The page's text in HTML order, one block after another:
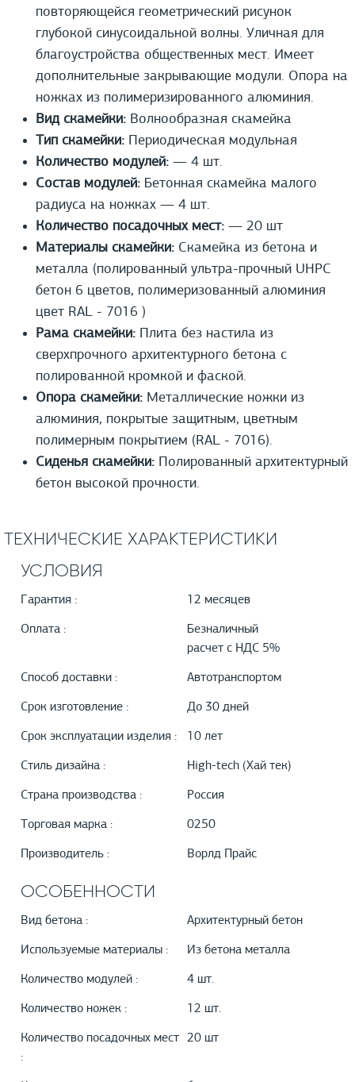
повторяющейся геометрический рисунок
глубокой синусоидальной волны. Уличная для
благоустройства общественных мест. Имеет
дополнительные закрывающие модули. Опора на
ножках из полимеризированного алюминия.
Вид скамейки: Волнообразная скамейка
Тип скамейки: Периодическая модульная
Количество модулей: — 4 шт.
Состав модулей: Бетонная скамейка малого
радиуса на ножках — 4 шт.
Количество посадочных мест: — 20 шт
Материалы скамейки: Cкамейка из бетона и
металла (полированный ультра-прочный UHPС
бетон 6 цветов, полимеризованный алюминия
цвет RAL - 7016 )
Рама скамейки: Плита без настила из
сверхпрочного архитектурного бетона с
полированной кромкой и фаской.
Опора скамейки: Металлические ножки из
алюминия, покрытые защитным, цветным
полимерным покрытием (RAL - 7016).
Сиденья скамейки: Полированный архитектурный
бетон высокой прочности.
ТЕХНИЧЕСКИЕ ХАРАКТЕРИСТИКИ
УСЛОВИЯ
Гарантия : 12 месяцев
Оплата :
Безналичный
расчет с НДС 5%
Способ доставки : Автотранспортом
Срок изготовление : До 30 дней
Срок эксплуатации изделия : 10 лет
Стиль дизайна : High-tech (Хай тек)
Страна производства : Россия
Торговая марка : 0250
Производитель : Ворлд Прайс
ОСОБЕННОСТИ
Вид бетона : Архитектурный бетон
Используемые материалы : Из бетона металла
Количество модулей : 4 шт.
Количество ножек : 12 шт.
Количество посадочных мест
:
20 шт